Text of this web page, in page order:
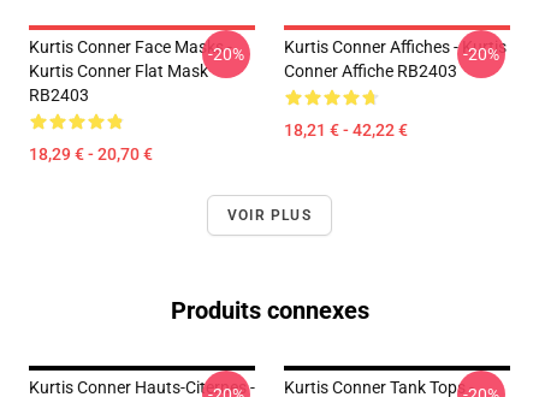
Kurtis Conner Face Masks -
Kurtis Conner Flat Mask
RB2403
18,29 € - 20,70 €
-20%
Kurtis Conner Affiches - Kurtis
Conner Affiche RB2403
18,21 € - 42,22 €
-20%
VOIR PLUS
Produits connexes
Kurtis Conner Hauts-Citernes -
Kurtis Conner Tank Tops -